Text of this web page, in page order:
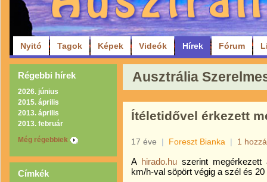
Nyitó Tagok Képek Videók Hírek Fórum
Régebbi hírek
2026. június
2015. április
2013. április
2013. február
Még régebbiek
Címkék
Ausztrália
Ítéletidővel érkezett
17 éve | Foreszt Bianka | 1
A hirado.huszerint megérkezett
km/h-val söpört végig a szél és